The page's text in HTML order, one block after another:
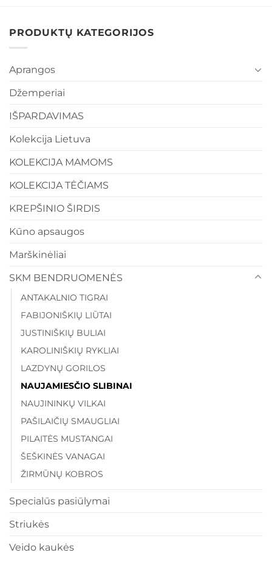
PRODUKTŲ KATEGORIJOS
Aprangos
Džemperiai
IŠPARDAVIMAS
Kolekcija Lietuva
KOLEKCIJA MAMOMS
KOLEKCIJA TĖČIAMS
KREPŠINIO ŠIRDIS
Kūno apsaugos
Marškinėliai
SKM BENDRUOMENĖS
ANTAKALNIO TIGRAI
FABIJONIŠKIŲ LIŪTAI
JUSTINIŠKIŲ BULIAI
KAROLINIŠKIŲ RYKLIAI
LAZDYNŲ GORILOS
NAUJAMIESČIO SLIBINAI
NAUJININKŲ VILKAI
PAŠILAIČIŲ SMAUGLIAI
PILAITĖS MUSTANGAI
ŠEŠKINĖS VANAGAI
ŽIRMŪNŲ KOBROS
Specialūs pasiūlymai
Striukės
Veido kaukės